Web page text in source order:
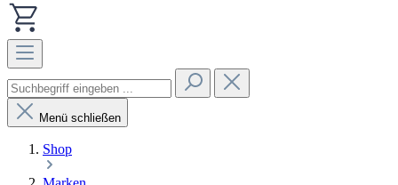
Menü schließen
Shop